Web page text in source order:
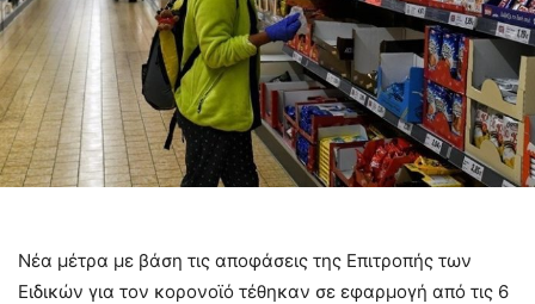
Νέα μέτρα με βάση τις αποφάσεις της Επιτροπής των
Ειδικών για τον κορονοϊό τέθηκαν σε εφαρμογή από τις 6